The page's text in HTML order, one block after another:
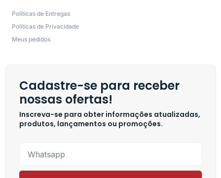
Políticas de Entregas
Políticas de Privacidade
Meus pedidos
Cadastre-se para receber
nossas ofertas!
Inscreva-se para obter informações atualizadas,
produtos, lançamentos ou promoções.